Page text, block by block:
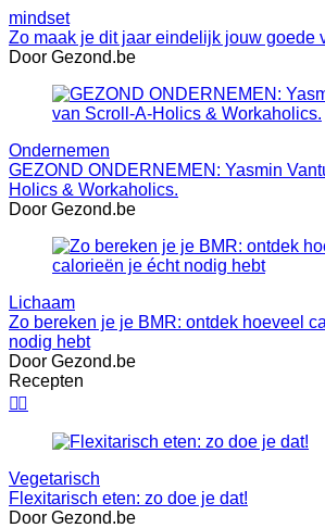
mindset
Zo maak je dit jaar eindelijk jouw goede
Door Gezond.be
Ondernemen
GEZOND ONDERNEMEN: Yasmin
Holics & Workaholics.
Door Gezond.be
Lichaam
Zo bereken je je BMR: ontdek hoeveel
nodig hebt
Door Gezond.be
Recepten

Vegetarisch
Flexitarisch eten: zo doe je dat!
Door Gezond.be